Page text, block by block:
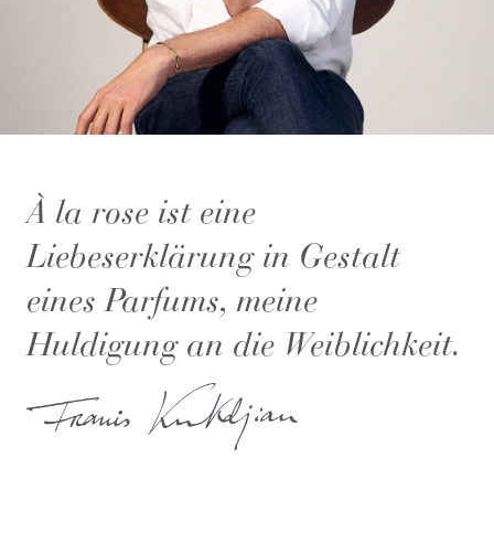
À la rose ist eine
Liebeserklärung in Gestalt
eines Parfums, meine
Huldigung an die Weiblichkeit.